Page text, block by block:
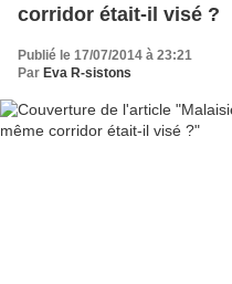
corridor était-il visé ?
Publié le 17/07/2014 à 23:21
Par Eva R-sistons